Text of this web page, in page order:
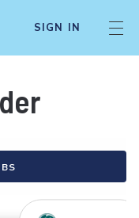
SIGN IN